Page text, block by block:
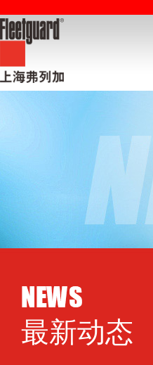
最新动态